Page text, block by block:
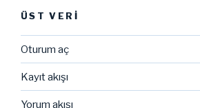
ÜST VERI
Oturum aç
Kayıt akışı
Yorum akışı